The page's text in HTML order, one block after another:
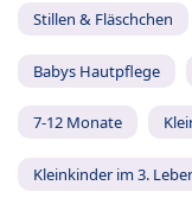
Stillen & Fläschchen
Babys Hautpflege
7-12 Monate
Kleinkinder im 3.